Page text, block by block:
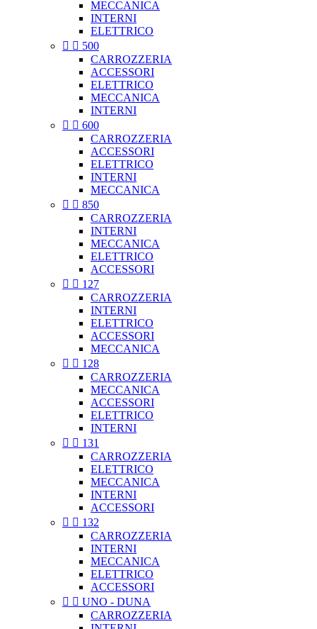
MECCANICA
INTERNI
ELETTRICO
  500
CARROZZERIA
ACCESSORI
ELETTRICO
MECCANICA
INTERNI
  600
CARROZZERIA
ACCESSORI
ELETTRICO
INTERNI
MECCANICA
  850
CARROZZERIA
INTERNI
MECCANICA
ELETTRICO
ACCESSORI
  127
CARROZZERIA
INTERNI
ELETTRICO
ACCESSORI
MECCANICA
  128
CARROZZERIA
MECCANICA
ACCESSORI
ELETTRICO
INTERNI
  131
CARROZZERIA
ELETTRICO
MECCANICA
INTERNI
ACCESSORI
  132
CARROZZERIA
INTERNI
MECCANICA
ELETTRICO
ACCESSORI
  UNO - DUNA
CARROZZERIA